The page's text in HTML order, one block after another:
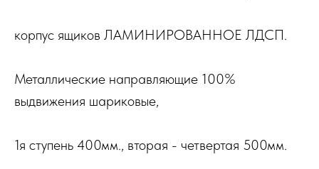
корпус ящиков ЛАМИНИРОВАННОЕ ЛДСП.
Металлические направляющие 100%
выдвижения шариковые,
1я ступень 400мм., вторая - четвертая 500мм.